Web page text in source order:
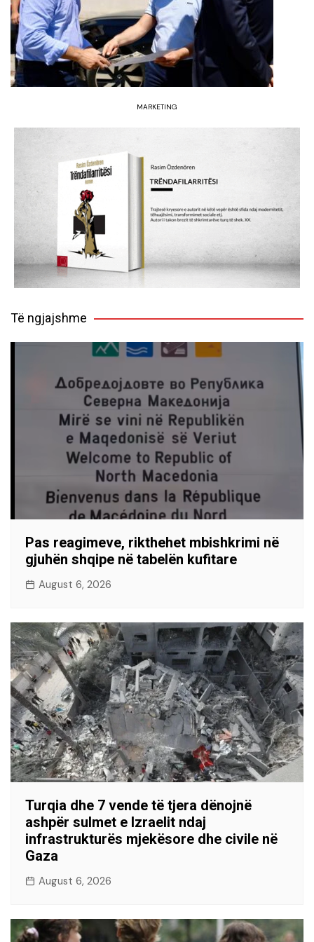
MARKETING
Të ngjajshme
Pas reagimeve, rikthehet mbishkrimi në
gjuhën shqipe në tabelën kufitare
August 6, 2026
Turqia dhe 7 vende të tjera dënojnë
ashpër sulmet e Izraelit ndaj
infrastrukturës mjekësore dhe civile në
Gaza
August 6, 2026